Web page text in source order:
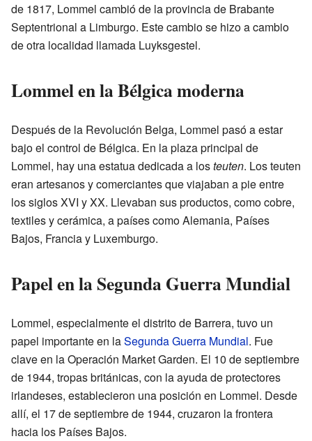
de 1817, Lommel cambió de la provincia de Brabante
Septentrional a Limburgo. Este cambio se hizo a cambio
de otra localidad llamada Luyksgestel.
Lommel en la Bélgica moderna
Después de la Revolución Belga, Lommel pasó a estar
bajo el control de Bélgica. En la plaza principal de
Lommel, hay una estatua dedicada a losteuten. Los teuten
eran artesanos y comerciantes que viajaban a pie entre
los siglos XVI y XX. Llevaban sus productos, como cobre,
textiles y cerámica, a países como Alemania, Países
Bajos, Francia y Luxemburgo.
Papel en la Segunda Guerra Mundial
Lommel, especialmente el distrito de Barrera, tuvo un
papel importante en laSegunda Guerra Mundial. Fue
clave en la Operación Market Garden. El 10 de septiembre
de 1944, tropas británicas, con la ayuda de protectores
irlandeses, establecieron una posición en Lommel. Desde
allí, el 17 de septiembre de 1944, cruzaron la frontera
hacia los Países Bajos.